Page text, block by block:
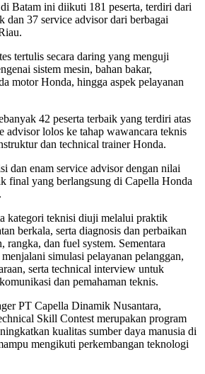
Batam ini diikuti 181 peserta, terdiri dari
dan 37 service advisor dari berbagai
tertulis secara daring yang menguji
sistem mesin, bahan bakar,
motor Honda, hingga aspek pelayanan
42 peserta terbaik yang terdiri atas
advisor lolos ke tahap wawancara teknis
dan technical trainer Honda.
dan enam service advisor dengan nilai
final yang berlangsung di Capella Honda
kategori teknisi diuji melalui praktik
berkala, serta diagnosis dan perbaikan
rangka, dan fuel system. Sementara
simulasi pelayanan pelanggan,
serta technical interview untuk
dan pemahaman teknis.
PT Capella Dinamik Nusantara,
Skill Contest merupakan program
kualitas sumber daya manusia di
mengikuti perkembangan teknologi